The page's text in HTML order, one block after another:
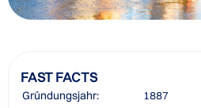
FAST FACTS
Gründungsjahr:
1887